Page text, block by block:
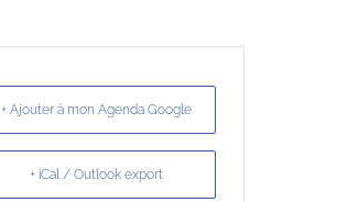
+ Ajouter à mon Agenda Google
+ iCal / Outlook export